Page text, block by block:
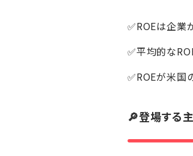
✅ROEは企業
✅平均的な
✅ROEが米国
🔎登場する